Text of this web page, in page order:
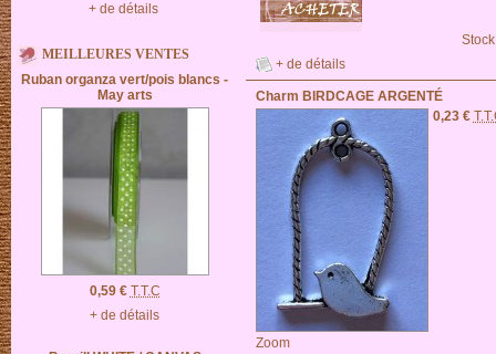
+ de détails
MEILLEURES VENTES
Ruban organza vert/pois blancs -
May arts
0,59 € T.T.C
+ de détails
+ de détails
Charm BIRDCAGE ARGENTÉ
0,23 €
Zoom